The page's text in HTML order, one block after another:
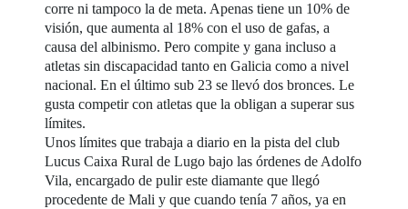
corre ni tampoco la de meta. Apenas tiene un 10% de
visión, que aumenta al 18% con el uso de gafas, a
causa del albinismo. Pero compite y gana incluso a
atletas sin discapacidad tanto en Galicia como a nivel
nacional. En el último sub 23 se llevó dos bronces. Le
gusta competir con atletas que la obligan a superar sus
límites.
Unos límites que trabaja a diario en la pista del club
Lucus Caixa Rural de Lugo bajo las órdenes de Adolfo
Vila, encargado de pulir este diamante que llegó
procedente de Mali y que cuando tenía 7 años, ya en